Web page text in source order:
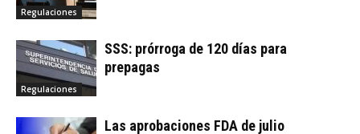
Regulaciones
Regulaciones
SSS: prórroga de 120 días para
prepagas
Las aprobaciones FDA de julio